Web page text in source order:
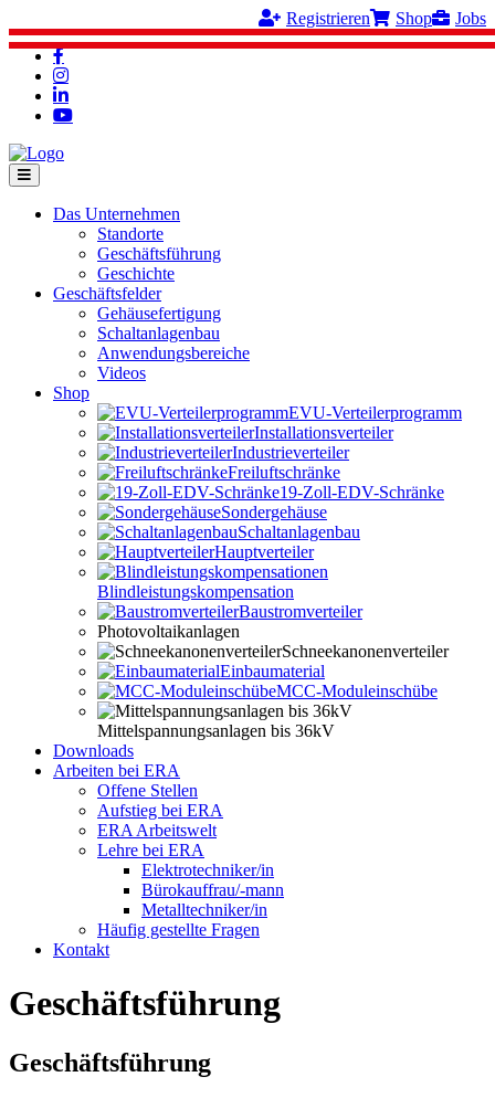
Registrieren Shop Jobs
Das Unternehmen
Standorte
Geschäftsführung
Geschichte
Geschäftsfelder
Gehäusefertigung
Schaltanlagenbau
Anwendungsbereiche
Videos
Shop
EVU-Verteilerprogramm
Installationsverteiler
Industrieverteiler
Freiluftschränke
19-Zoll-EDV-Schränke
Sondergehäuse
Schaltanlagenbau
Hauptverteiler
Blindleistungskompensation
Baustromverteiler
Photovoltaikanlagen
Schneekanonenverteiler
Einbaumaterial
MCC-Moduleinschübe
Mittelspannungsanlagen bis 36kV
Downloads
Arbeiten bei ERA
Offene Stellen
Aufstieg bei ERA
ERA Arbeitswelt
Lehre bei ERA
Elektrotechniker/in
Bürokauffrau/-mann
Metalltechniker/in
Häufig gestellte Fragen
Kontakt
Geschäftsführung
Geschäftsführung